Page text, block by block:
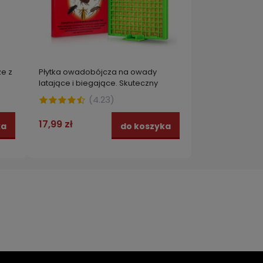
z
Płytka owadobójcza na owady
latające i biegające. Skuteczny
środek na muchy, meszki, komary,
mole, pchły, mrówki PŁYTKA NA
(4.23)
17,99 zł do koszyka